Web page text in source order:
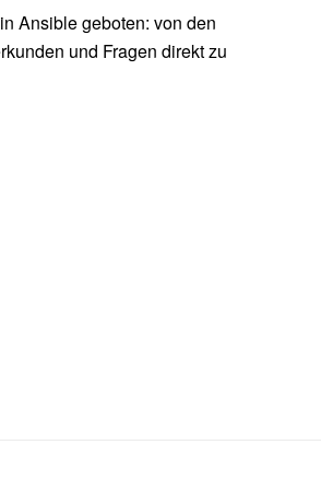
Ansible geboten: von den
und Fragen direkt zu